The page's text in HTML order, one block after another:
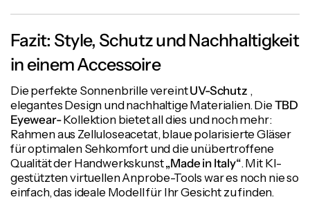
Fazit: Style, Schutz und Nachhaltigkeit
in einem Accessoire
Die perfekte Sonnenbrille vereintUV-Schutz ,
elegantes Design und nachhaltige Materialien. Die TBD
Eyewear-Kollektion bietet all dies und noch mehr:
Rahmen aus Zelluloseacetat, blaue polarisierte Gläser
für optimalen Sehkomfort und die unübertroffene
Qualität der Handwerkskunst„Made in Italy“. Mit KI-
gestützten virtuellen Anprobe-Tools war es noch nie so
einfach, das ideale Modell für Ihr Gesicht zu finden.